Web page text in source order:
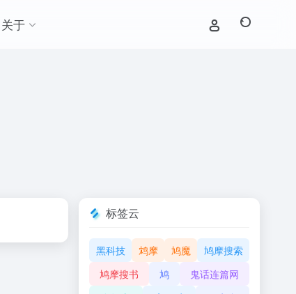
关于
标签云
黑科技 鸩摩 鸠魔
鸠摩搜索
鸠摩搜书
鸠
鬼话连篇网